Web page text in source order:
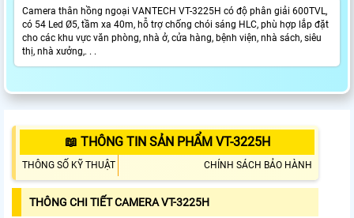
Camera thân hồng ngoại VANTECH VT-3225H có độ phân giải 600TVL,
có 54 Led Ø5, tầm xa 40m, hỗ trợ chống chói sáng HLC, phù hợp lắp đặt
cho các khu vực văn phòng, nhà ở, cửa hàng, bệnh viện, nhà sách, siêu
thị, nhà xưởng,. . .
📖 THÔNG TIN SẢN PHẨM VT-3225H
THÔNG SỐ KỸ THUẬT CHÍNH SÁCH BẢO HÀNH
THÔNG CHI TIẾT CAMERA VT-3225H